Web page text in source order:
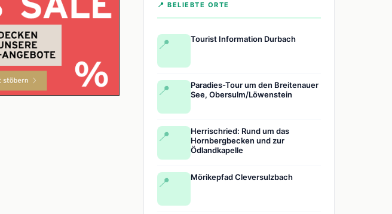
📍 BELIEBTE ORTE
📍 Tourist Information Durbach
📍
Paradies-Tour um den Breitenauer
See, Obersulm/Löwenstein
📍
Herrischried: Rund um das
Hornbergbecken und zur
Ödlandkapelle
📍 Mörikepfad Cleversulzbach